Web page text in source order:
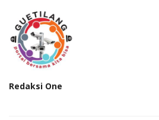
Redaksi One